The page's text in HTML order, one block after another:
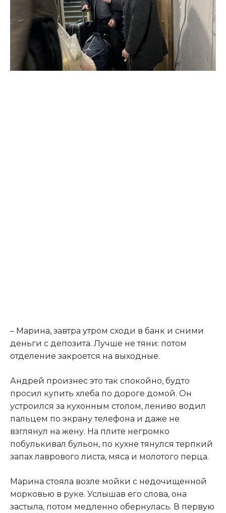
– Марина, завтра утром сходи в банк и сними
деньги с депозита. Лучше не тяни: потом
отделение закроется на выходные.
Андрей произнес это так спокойно, будто
просил купить хлеба по дороге домой. Он
устроился за кухонным столом, лениво водил
пальцем по экрану телефона и даже не
взглянул на жену. На плите негромко
побулькивал бульон, по кухне тянулся терпкий
запах лаврового листа, мяса и молотого перца.
Марина стояла возле мойки с недочищенной
морковью в руке. Услышав его слова, она
застыла, потом медленно обернулась. В первую